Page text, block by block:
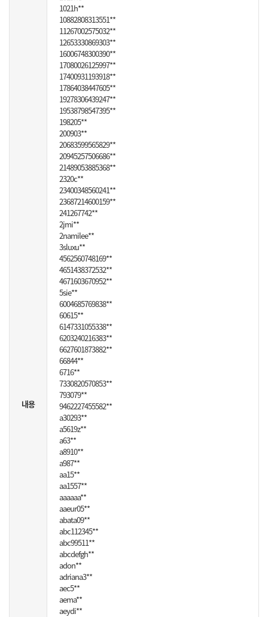
내용
1021h**
10882808313551**
11267002575032**
12653330869303**
16006748300390**
17080026125997**
17400931193918**
17864038447605**
19278306439247**
19538798547395**
198205**
200903**
20683599565829**
20945257506686**
21489053885368**
2320c**
23400348560241**
23687214600159**
241267742**
2jmi**
2namilee**
3sluxu**
4562560748169**
4651438372532**
4671603670952**
5sie**
6004685769838**
60615**
6147331055338**
6203240216383**
6627601873882**
66844**
6716**
7330820570853**
793079**
9462227455582**
a30293**
a5619z**
a63**
a8910**
a987**
aa15**
aa1557**
aaaaaa**
aaeur05**
abata09**
abc112345**
abc99511**
abcdefgh**
adon**
adriana3**
aec5**
aema**
aeydi**